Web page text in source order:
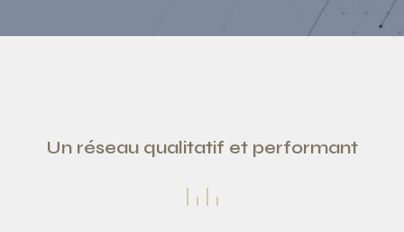
Un réseau qualitatif et performant